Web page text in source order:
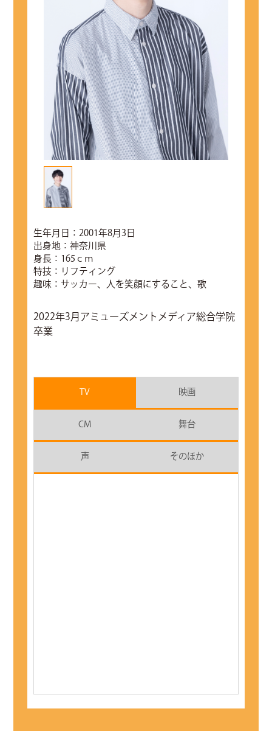
生年月日：2001年8月3日
出身地：神奈川県
身長：165ｃｍ
特技：リフティング
趣味：サッカー、人を笑顔にすること、歌
2022年3月アミューズメントメディア総合学院
卒業
TV 映画
CM 舞台
声 そのほか